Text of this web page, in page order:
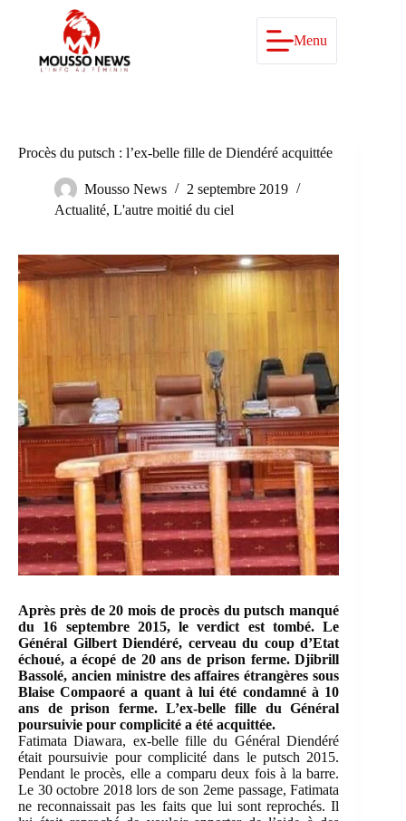
Menu
Procès du putsch : l’ex-belle fille de Diendéré acquittée
Mousso News
2 septembre 2019
Actualité, L'autre moitié du ciel
Après près de 20 mois de procès du putsch manqué
du 16 septembre 2015, le verdict est tombé. Le
Général Gilbert Diendéré, cerveau du coup d’Etat
échoué, a écopé de 20 ans de prison ferme. Djibrill
Bassolé, ancien ministre des affaires étrangères sous
Blaise Compaoré a quant à lui été condamné à 10
ans de prison ferme. L’ex-belle fille du Général
poursuivie pour complicité a été acquittée.
Fatimata Diawara, ex-belle fille du Général Diendéré
était poursuivie pour complicité dans le putsch 2015.
Pendant le procès, elle a comparu deux fois à la barre.
Le 30 octobre 2018 lors de son 2eme passage, Fatimata
ne reconnaissait pas les faits que lui sont reprochés. Il